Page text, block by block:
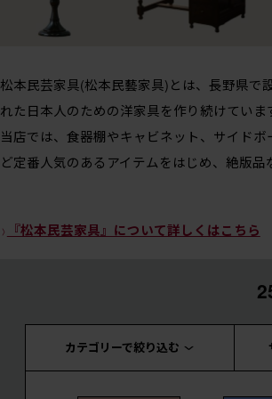
松本民芸家具(松本民藝家具)とは、長野県で
れた日本人のための洋家具を作り続けていま
当店では、食器棚やキャビネット、サイド
ど定番人気のあるアイテムをはじめ、絶版品
『松本民芸家具』について詳しくはこちら
カテゴリーで絞り込む